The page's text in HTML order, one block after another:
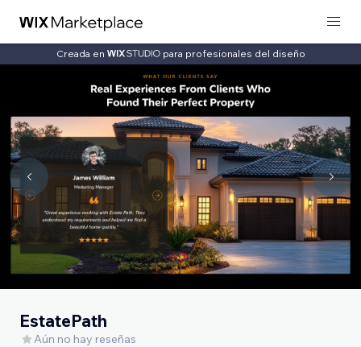
Creada en para profesionales del diseño
EstatePath
Aún no hay reseñas